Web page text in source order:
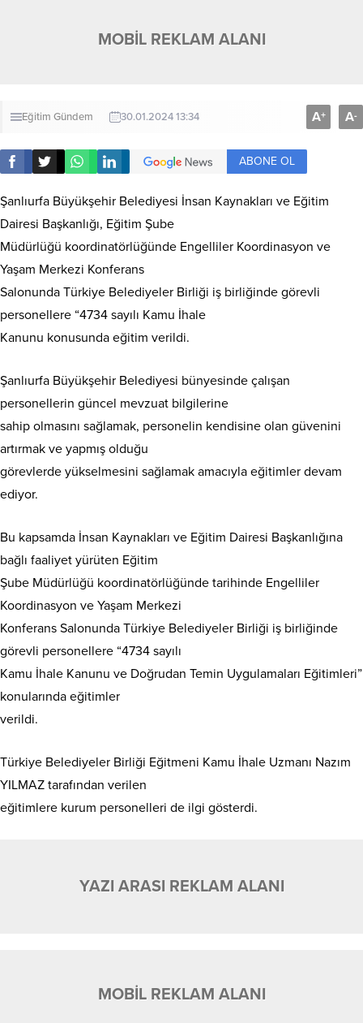
MOBİL REKLAM ALANI
Eğitim Gündem 30.01.2024 13:34 A+ A-
ABONE OL
Şanlıurfa Büyükşehir Belediyesi İnsan Kaynakları ve Eğitim
Dairesi Başkanlığı, Eğitim Şube
Müdürlüğü koordinatörlüğünde Engelliler Koordinasyon ve
Yaşam Merkezi Konferans
Salonunda Türkiye Belediyeler Birliği iş birliğinde görevli
personellere “4734 sayılı Kamu İhale
Kanunu konusunda eğitim verildi.
Şanlıurfa Büyükşehir Belediyesi bünyesinde çalışan
personellerin güncel mevzuat bilgilerine
sahip olmasını sağlamak, personelin kendisine olan güvenini
artırmak ve yapmış olduğu
görevlerde yükselmesini sağlamak amacıyla eğitimler devam
ediyor.
Bu kapsamda İnsan Kaynakları ve Eğitim Dairesi Başkanlığına
bağlı faaliyet yürüten Eğitim
Şube Müdürlüğü koordinatörlüğünde tarihinde Engelliler
Koordinasyon ve Yaşam Merkezi
Konferans Salonunda Türkiye Belediyeler Birliği iş birliğinde
görevli personellere “4734 sayılı
Kamu İhale Kanunu ve Doğrudan Temin Uygulamaları Eğitimleri”
konularında eğitimler
verildi.
Türkiye Belediyeler Birliği Eğitmeni Kamu İhale Uzmanı Nazım
YILMAZ tarafından verilen
eğitimlere kurum personelleri de ilgi gösterdi.
YAZI ARASI REKLAM ALANI
MOBİL REKLAM ALANI